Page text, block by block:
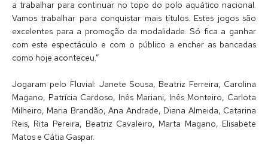
a trabalhar para continuar no topo do polo aquático nacional.
Vamos trabalhar para conquistar mais títulos. Estes jogos são
excelentes para a promoção da modalidade. Só fica a ganhar
com este espectáculo e com o público a encher as bancadas
como hoje aconteceu.”
Jogaram pelo Fluvial: Janete Sousa, Beatriz Ferreira, Carolina
Magano, Patrícia Cardoso, Inês Mariani, Inês Monteiro, Carlota
Milheiro, Maria Brandão, Ana Andrade, Diana Almeida, Catarina
Reis, Rita Pereira, Beatriz Cavaleiro, Marta Magano, Elisabete
Matos e Cátia Gaspar.